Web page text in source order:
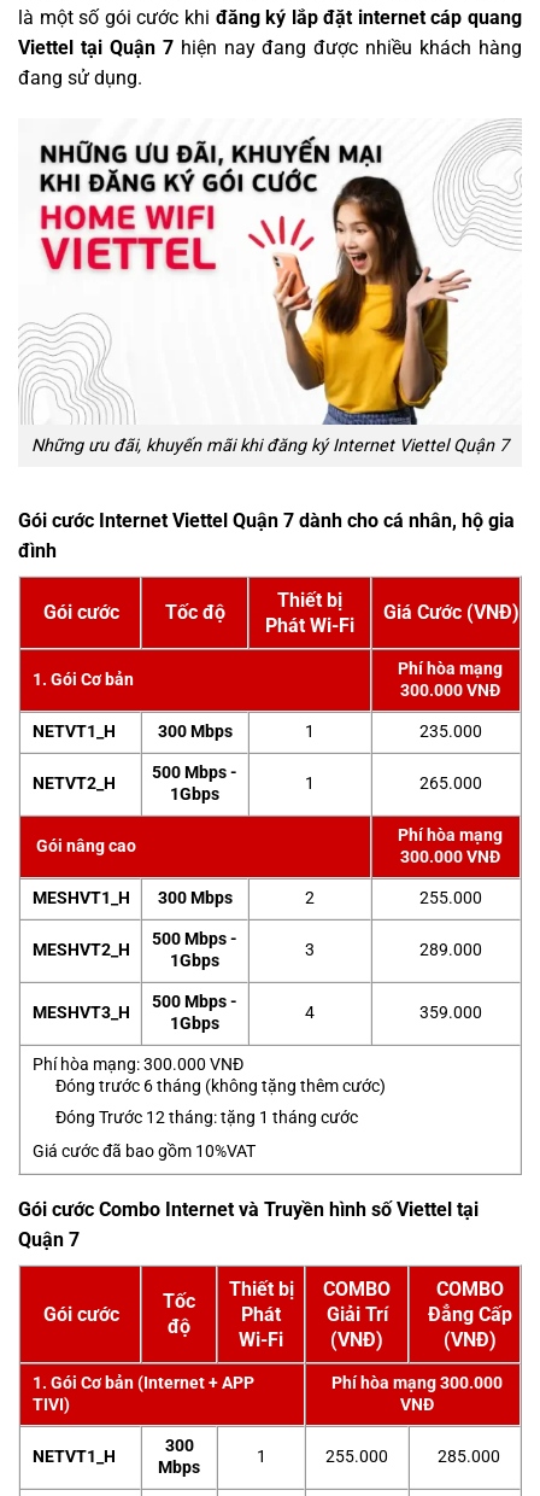
là một số gói cước khi đăng ký lắp đặt internet cáp quang
Viettel tại Quận 7hiện nay đang được nhiều khách hàng
đang sử dụng.
Những ưu đãi, khuyến mãi khi đăng ký Internet Viettel Quận 7
Gói cước Internet Viettel Quận 7 dành cho cá nhân, hộ gia
đình
Gói cước Tốc độ
Thiết bị
Phát Wi-Fi
Giá Cước (VNĐ)
1. Gói Cơ bản
Phí hòa mạng
300.000 VNĐ
NETVT1_H
300 Mbps 1 235.000
NETVT2_H
500 Mbps -
1Gbps
1 265.000
Gói nâng cao
Phí hòa mạng
300.000 VNĐ
MESHVT1_H
300 Mbps 2 255.000
MESHVT2_H
500 Mbps -
1Gbps
3 289.000
MESHVT3_H
500 Mbps -
1Gbps
4 359.000
Phí hòa mạng: 300.000 VNĐ
Đóng trước 6 tháng (không tặng thêm cước)
Đóng Trước 12 tháng: tặng 1 tháng cước
Giá cước đã bao gồm 10%VAT
Gói cước Combo Internet và Truyền hình số Viettel tại
Quận 7
Gói cước
Tốc
độ
Thiết bị
Phát
Wi-Fi
COMBO
Giải Trí
(VNĐ)
COMBO
Đẳng Cấp
(VNĐ)
1. Gói Cơ bản (Internet + APP
TIVI)
Phí hòa mạng 300.000
VNĐ
NETVT1_H
300
Mbps
1 255.000 285.000